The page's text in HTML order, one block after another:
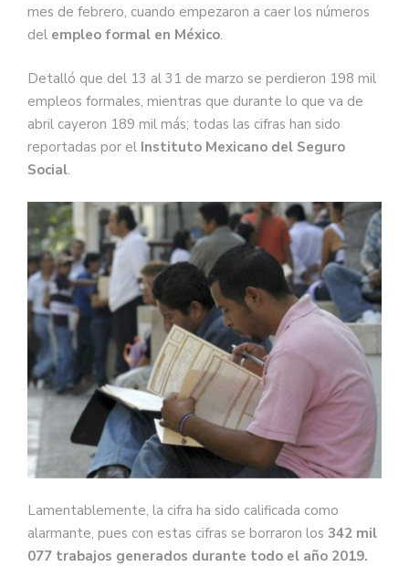
mes de febrero, cuando empezaron a caer los números
del empleo formal en México.
Detalló que del 13 al 31 de marzo se perdieron 198 mil
empleos formales, mientras que durante lo que va de
abril cayeron 189 mil más; todas las cifras han sido
reportadas por el Instituto Mexicano del Seguro
Social.
Lamentablemente, la cifra ha sido calificada como
alarmante, pues con estas cifras se borraron los 342 mil
077 trabajos generados durante todo el año 2019.